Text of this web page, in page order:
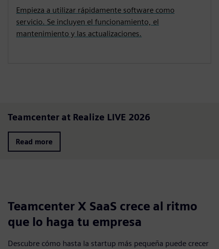
Empieza a utilizar rápidamente software como
servicio. Se incluyen el funcionamiento, el
mantenimiento y las actualizaciones.
Teamcenter at Realize LIVE 2026
Read more
Teamcenter X SaaS crece al ritmo
que lo haga tu empresa
Descubre cómo hasta la startup más pequeña puede crecer